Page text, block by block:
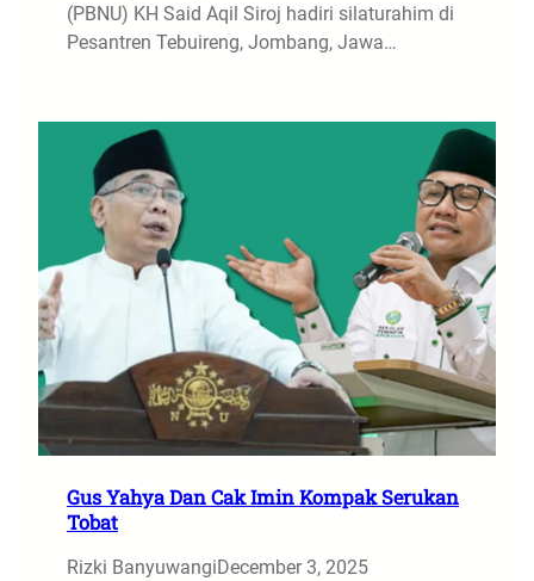
(PBNU) KH Said Aqil Siroj hadiri silaturahim di
Pesantren Tebuireng, Jombang, Jawa…
Gus Yahya Dan Cak Imin Kompak Serukan
Tobat
Rizki BanyuwangiDecember 3, 2025